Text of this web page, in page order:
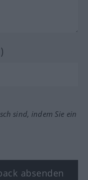
sind, indem Sie ein
absenden